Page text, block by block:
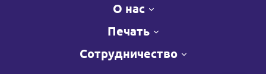
О нас
Печать
Сотрудничество